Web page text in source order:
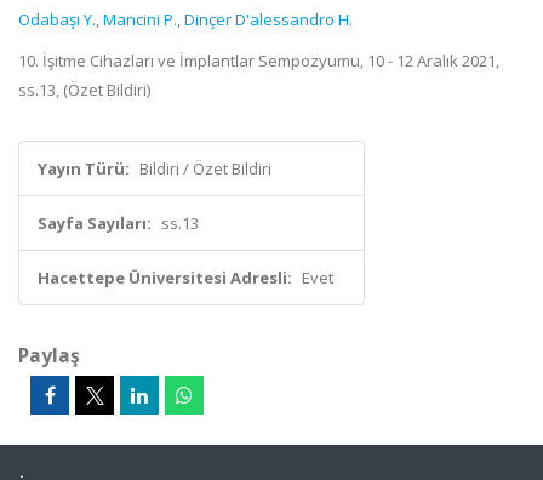
Odabaşı Y.,Mancini P.,Dinçer D'alessandro H.
10. İşitme Cihazları ve İmplantlar Sempozyumu, 10 - 12 Aralık 2021,
ss.13, (Özet Bildiri)
Yayın Türü: Bildiri / Özet Bildiri
Sayfa Sayıları: ss.13
Hacettepe Üniversitesi Adresli: Evet
Paylaş